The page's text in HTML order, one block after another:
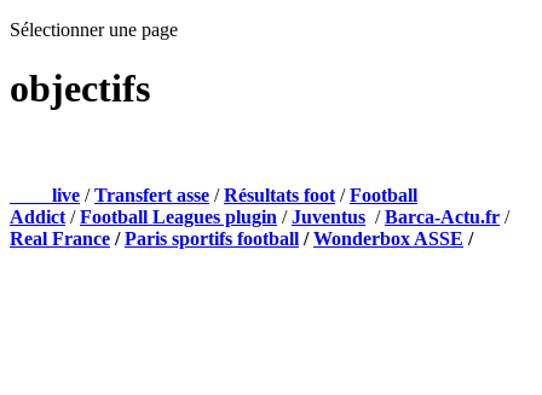
Sélectionner une page
objectifs
live /Transfert asse /Résultats foot /Football
Addict /Football Leagues plugin /Juventus /Barca-Actu.fr /
Real France /Paris sportifs football /Wonderbox ASSE /